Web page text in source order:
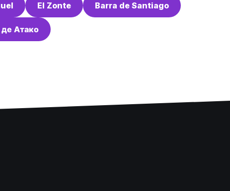
El Zonte Barra de Santiago
Атако